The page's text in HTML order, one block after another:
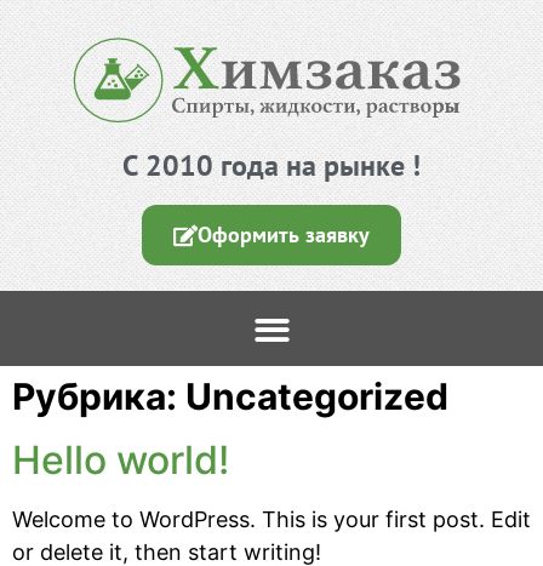
С 2010 года на рынке !
Оформить заявку
Рубрика: Uncategorized
Hello world!
Welcome to WordPress. This is your first post. Edit
or delete it, then start writing!